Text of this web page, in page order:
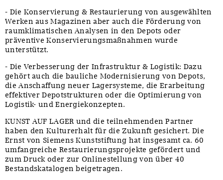
- Die Konservierung & Restaurierung von ausgewählten
Werken aus Magazinen aber auch die Förderung von
raumklimatischen Analysen in den Depots oder
präventive Konservierungsmaßnahmen wurde
unterstützt.
- Die Verbesserung der Infrastruktur & Logistik: Dazu
gehört auch die bauliche Modernisierung von Depots,
die Anschaffung neuer Lagersysteme, die Erarbeitung
effektiver Depotstrukturen oder die Optimierung von
Logistik- und Energiekonzepten.
KUNST AUF LAGER und die teilnehmenden Partner
haben den Kulturerhalt für die Zukunft gesichert. Die
Ernst von Siemens Kunststiftung hat insgesamt ca. 60
umfangreiche Restaurierungsprojekte gefördert und
zum Druck oder zur Onlinestellung von über 40
Bestandskatalogen beigetragen.